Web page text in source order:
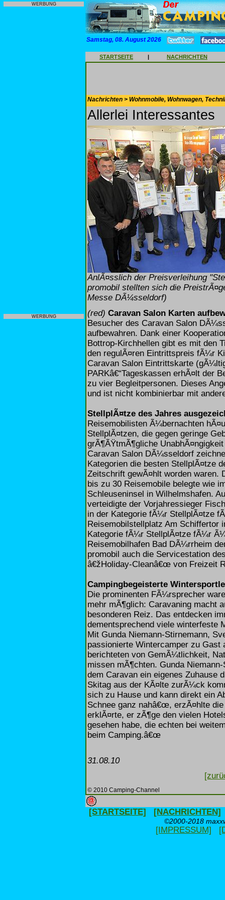
WERBUNG
WERBUNG
Samstag, 08. August 2026
STARTSEITE | NACHRICHTEN
Nachrichten > Wohnmobile, Wohnwagen,
Allerlei Interessantes
AnlÃ¤sslich der Preisverleihung
promobil stellten sich die
Messe DÃ¼sseldorf)
(red) Caravan Salon Karten
Besucher des Caravan Salon
aufbewahren. Dank einer
Bottrop-Kirchhellen gibt es mit den
den regulÃ¤ren Eintrittspreis fÃ¼r
Caravan Salon Eintrittskarte
PARKâ€“Tageskassen erhÃ¤lt der
zu vier Begleitpersonen. Dieses
und ist nicht kombinierbar mit
StellplÃ¤tze des Jahres
Reisemobilisten Ã¼bernachten
StellplÃ¤tzen, die gegen geringe
grÃ¶ÃŸtmÃ¶gliche
Caravan Salon DÃ¼sseldorf
Kategorien die besten StellplÃ¤tze
Zeitschrift gewÃ¤hlt worden
bis zu 30 Reisemobile belegte wie
Schleuseninsel in Wilhelmshafen.
verteidigte der Vorjahressieger
in der Kategorie fÃ¼r StellplÃ¤tze
Reisemobilstellplatz Am Schiffertor
Kategorie fÃ¼r StellplÃ¤tze fÃ¼r
Reisemobilhafen Bad DÃ¼rrheim
promobil auch die Servicestation
â€žHoliday-Cleanâ€œ von Freizeit
Campingbegeisterte
Die prominenten FÃ¼rsprecher
mehr mÃ¶glich: Caravaning macht
besonderen Reiz. Das entdecken
dementsprechend viele winterfeste
Mit Gunda Niemann-Stirnemann,
passionierte Wintercamper zu Gast
berichteten von GemÃ¼tlichkeit,
missen mÃ¶chten. Gunda
dem Caravan ein eigenes Zuhause
Skitag aus der KÃ¤lte zurÃ¼ck
sich zu Hause und kann direkt ein
Schnee ganz nahâ€œ, erzÃ¤hlte
erklÃ¤rte, er zÃ¶ge den vielen
gesehen habe, die echten bei
beim Camping.â€œ
31.08.10
© 2010 Camping-Channel
[STARTSEITE] [NACHRICHTEN]
©2000-2018
[IMPRESSUM]